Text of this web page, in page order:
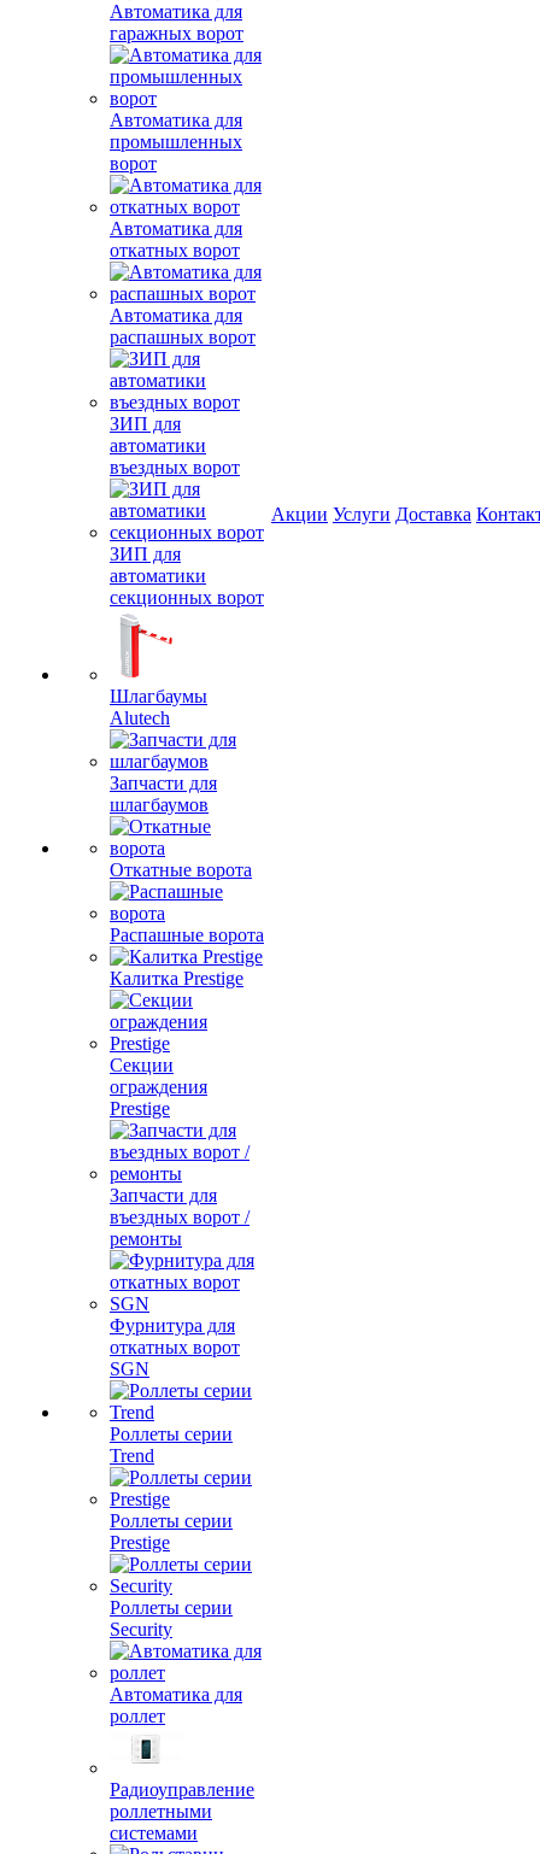
Автоматика для
гаражных ворот
Автоматика для
промышленных
ворот
Автоматика для
откатных ворот
Автоматика для
распашных ворот
ЗИП для
автоматики
въездных ворот
ЗИП для
автоматики
секционных ворот
Шлагбаумы
Alutech
Запчасти для
шлагбаумов
Откатные ворота
Распашные ворота
Калитка Prestige
Секции
ограждения
Prestige
Запчасти для
въездных ворот /
ремонты
Фурнитура для
откатных ворот
SGN
Роллеты серии
Trend
Роллеты серии
Prestige
Роллеты серии
Security
Автоматика для
роллет
Радиоуправление
роллетными
системами
Акции Услуги Доставка